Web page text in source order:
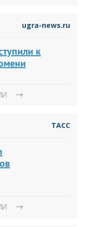
ugra-news.ru
к
ТАСС